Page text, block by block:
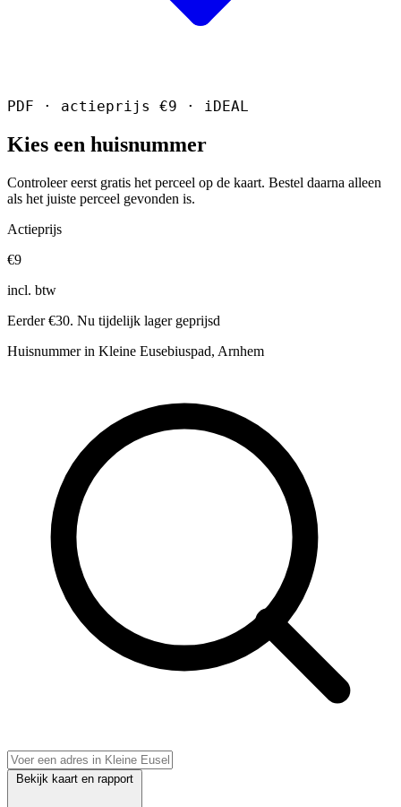
PDF · actieprijs €9 · iDEAL
Kies een huisnummer
Controleer eerst gratis het perceel op de kaart. Bestel daarna alleen
als het juiste perceel gevonden is.
Actieprijs
€9
incl. btw
Eerder €30. Nu tijdelijk lager geprijsd
Huisnummer in Kleine Eusebiuspad, Arnhem
Bekijk kaart en rapport